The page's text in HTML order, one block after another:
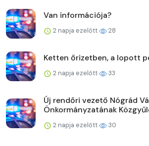
Van információja?
2 napja ezelőtt 28
Ketten őrizetben, a lopott
2 napja ezelőtt 33
Új rendőri vezető Nógrád
Önkormányzatának
2 napja ezelőtt 30